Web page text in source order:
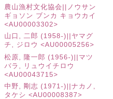
農山漁村文化協会||ノウサン
ギョソン ブンカ キョウカイ
<AU00003302>
山口, 二郎 (1958-)||ヤマグ
チ, ジロウ <AU00005256>
松原, 隆一郎 (1956-)||マツ
バラ, リュウイチロウ
<AU00043715>
中野, 剛志 (1971-)||ナカノ,
タケシ <AU00008387>